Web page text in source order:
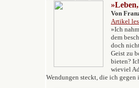
»
Von
Artikel
»Ich
dem
doch
Geist zu
bieten?
wieviel
Wendungen steckt, die ich gegen